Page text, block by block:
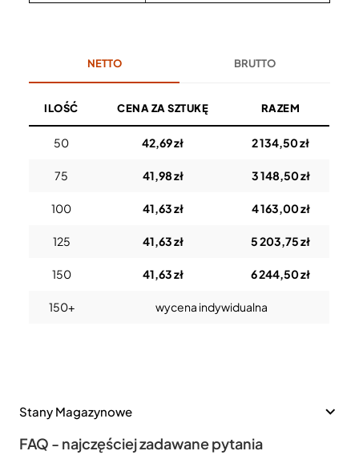
NETTO BRUTTO
ILOŚĆ CENA ZA SZTUKĘ RAZEM
50 42,69 zł 2 134,50 zł
75 41,98 zł 3 148,50 zł
100 41,63 zł 4 163,00 zł
125 41,63 zł 5 203,75 zł
150 41,63 zł 6 244,50 zł
150+ wycena indywidualna
Stany Magazynowe
FAQ - najczęściej zadawane pytania